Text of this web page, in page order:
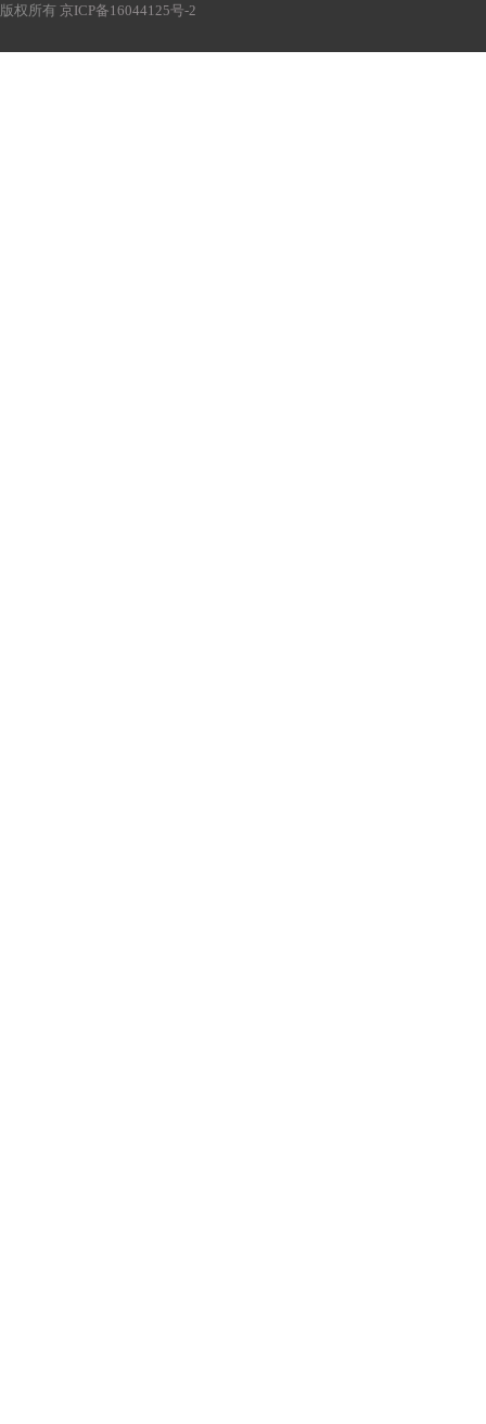
版权所有 京ICP备16044125号-2